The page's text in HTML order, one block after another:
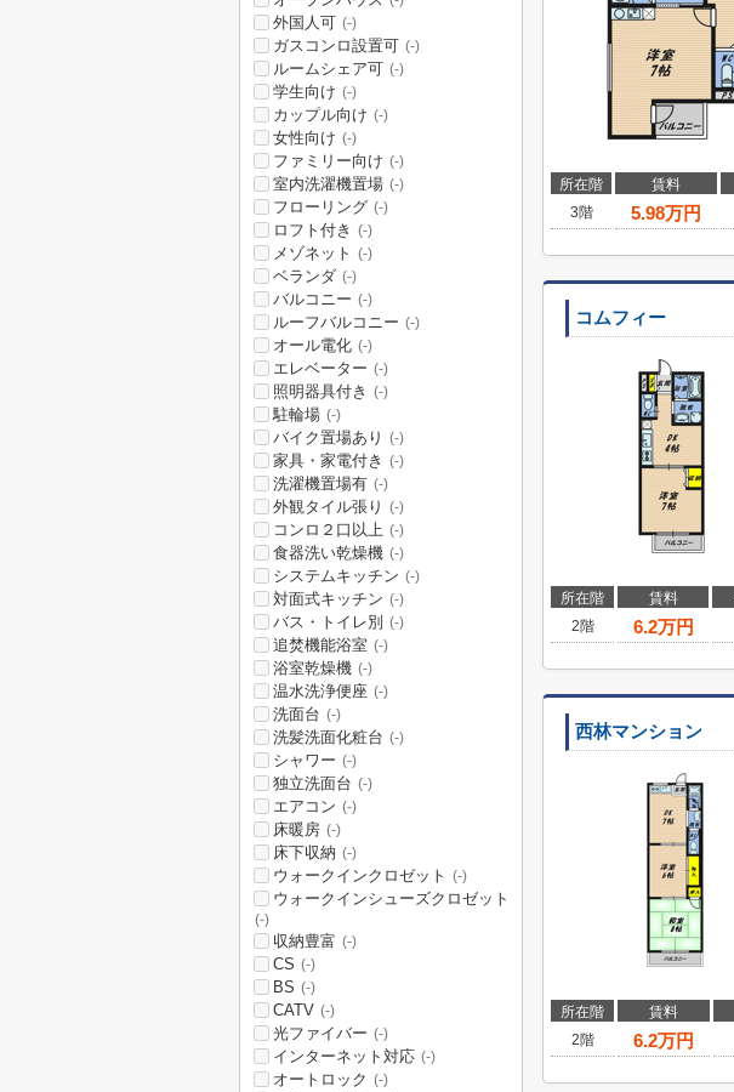
所在階 賃料
3階
5.98万円
コムフィー
所在階 賃料
2階
6.2万円
西林マンション
所在階 賃料
2階
6.2万円
外国人可 (-)
ガスコンロ設置可 (-)
ルームシェア可 (-)
学生向け (-)
カップル向け (-)
女性向け (-)
ファミリー向け (-)
室内洗濯機置場 (-)
フローリング (-)
ロフト付き (-)
メゾネット (-)
ベランダ (-)
バルコニー (-)
ルーフバルコニー (-)
オール電化 (-)
エレベーター (-)
照明器具付き (-)
駐輪場 (-)
バイク置場あり (-)
家具・家電付き (-)
洗濯機置場有 (-)
外観タイル張り (-)
コンロ２口以上 (-)
食器洗い乾燥機 (-)
システムキッチン (-)
対面式キッチン (-)
バス・トイレ別 (-)
追焚機能浴室 (-)
浴室乾燥機 (-)
温水洗浄便座 (-)
洗面台 (-)
洗髪洗面化粧台 (-)
シャワー (-)
独立洗面台 (-)
エアコン (-)
床暖房 (-)
床下収納 (-)
ウォークインクロゼット (-)
ウォークインシューズクロゼット
(-)
収納豊富 (-)
CS (-)
BS (-)
CATV (-)
光ファイバー (-)
インターネット対応 (-)
オートロック (-)